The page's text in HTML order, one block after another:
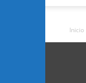
Inicio